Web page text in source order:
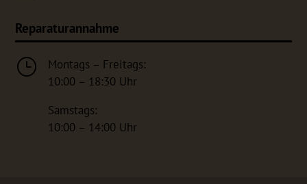
Reparaturannahme
}
Montags – Freitags:
10:00 – 18:30 Uhr
Samstags:
10:00 – 14:00 Uhr